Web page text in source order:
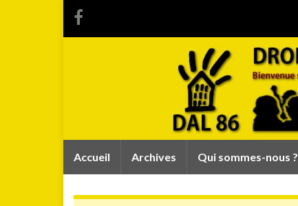
Accueil Archives Qui sommes-nous ?